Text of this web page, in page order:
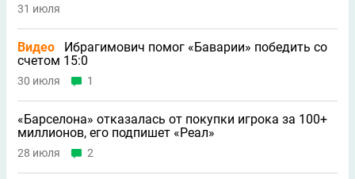
31 июля
Видео
Ибрагимович помог «Баварии» победить со
счетом 15:0
30 июля 1
«Барселона» отказалась от покупки игрока за 100+
миллионов, его подпишет «Реал»
28 июля 2